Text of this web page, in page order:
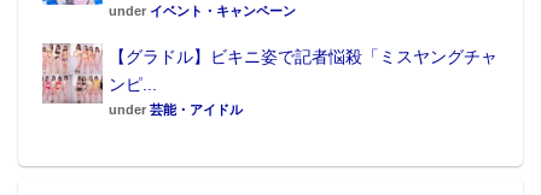
under イベント・キャンペーン
【グラドル】ビキニ姿で記者悩殺「ミスヤングチャ
ンピ...
under 芸能・アイドル